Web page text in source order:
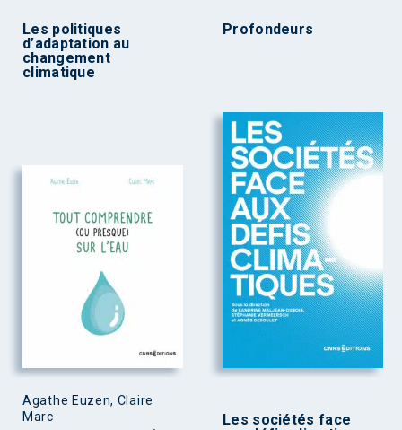
Les politiques
d’adaptation au
changement
climatique
Profondeurs
Agathe Euzen, Claire
Marc
Les sociétés face